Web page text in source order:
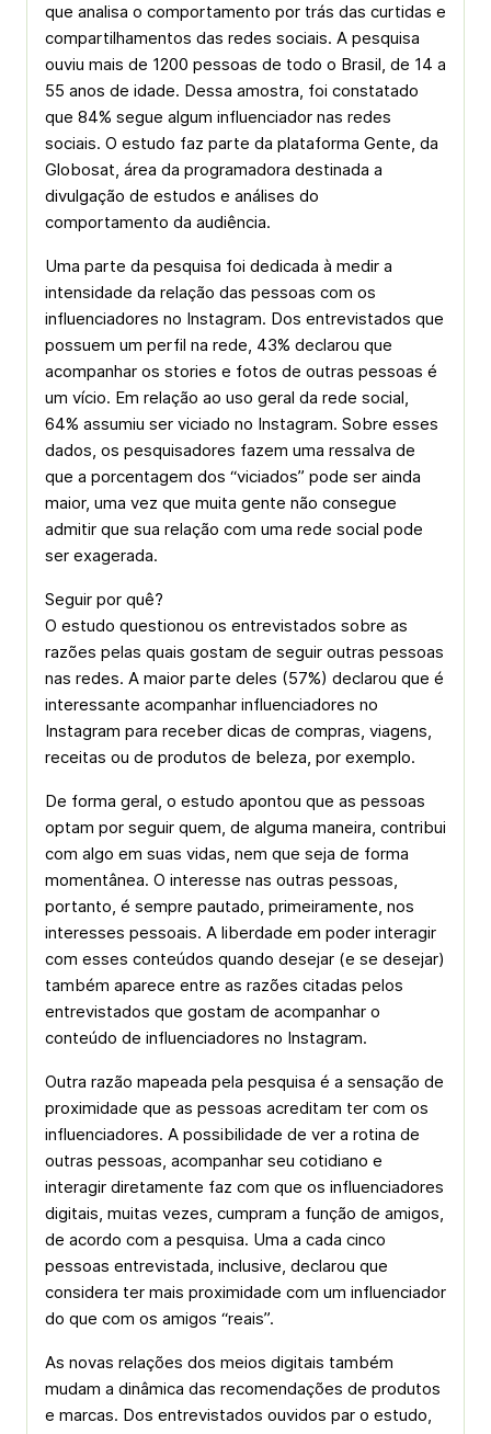
que analisa o comportamento por trás das curtidas e
compartilhamentos das redes sociais. A pesquisa
ouviu mais de 1200 pessoas de todo o Brasil, de 14 a
55 anos de idade. Dessa amostra, foi constatado
que 84% segue algum influenciador nas redes
sociais. O estudo faz parte da plataforma Gente, da
Globosat, área da programadora destinada a
divulgação de estudos e análises do
comportamento da audiência.
Uma parte da pesquisa foi dedicada à medir a
intensidade da relação das pessoas com os
influenciadores no Instagram. Dos entrevistados que
possuem um perfil na rede, 43% declarou que
acompanhar os stories e fotos de outras pessoas é
um vício. Em relação ao uso geral da rede social,
64% assumiu ser viciado no Instagram. Sobre esses
dados, os pesquisadores fazem uma ressalva de
que a porcentagem dos “viciados” pode ser ainda
maior, uma vez que muita gente não consegue
admitir que sua relação com uma rede social pode
ser exagerada.
Seguir por quê?
O estudo questionou os entrevistados sobre as
razões pelas quais gostam de seguir outras pessoas
nas redes. A maior parte deles (57%) declarou que é
interessante acompanhar influenciadores no
Instagram para receber dicas de compras, viagens,
receitas ou de produtos de beleza, por exemplo.
De forma geral, o estudo apontou que as pessoas
optam por seguir quem, de alguma maneira, contribui
com algo em suas vidas, nem que seja de forma
momentânea. O interesse nas outras pessoas,
portanto, é sempre pautado, primeiramente, nos
interesses pessoais. A liberdade em poder interagir
com esses conteúdos quando desejar (e se desejar)
também aparece entre as razões citadas pelos
entrevistados que gostam de acompanhar o
conteúdo de influenciadores no Instagram.
Outra razão mapeada pela pesquisa é a sensação de
proximidade que as pessoas acreditam ter com os
influenciadores. A possibilidade de ver a rotina de
outras pessoas, acompanhar seu cotidiano e
interagir diretamente faz com que os influenciadores
digitais, muitas vezes, cumpram a função de amigos,
de acordo com a pesquisa. Uma a cada cinco
pessoas entrevistada, inclusive, declarou que
considera ter mais proximidade com um influenciador
do que com os amigos “reais”.
As novas relações dos meios digitais também
mudam a dinâmica das recomendações de produtos
e marcas. Dos entrevistados ouvidos par o estudo,